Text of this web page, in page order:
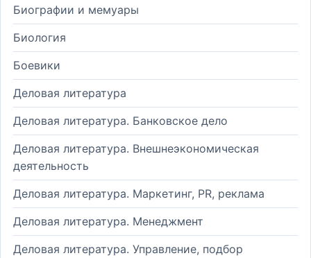
Биографии и мемуары
Биология
Боевики
Деловая литература
Деловая литература. Банковское дело
Деловая литература. Внешнеэкономическая
деятельность
Деловая литература. Маркетинг, PR, реклама
Деловая литература. Менеджмент
Деловая литература. Управление, подбор